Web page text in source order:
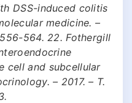
DSS-induced colitis
medicine. –
564. 22. Fothergill
cell and subcellular
– 2017. – Т.